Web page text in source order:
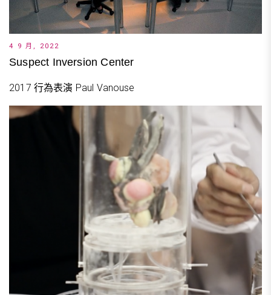
4 9 月, 2022
Suspect Inversion Center
2017 行為表演 Paul Vanouse